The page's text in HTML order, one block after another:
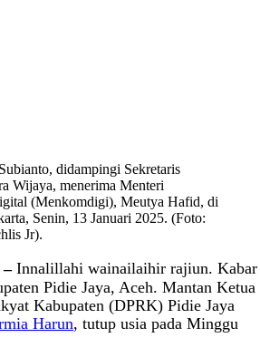
didampingi Sekretaris
Wijaya, menerima Menteri
(Menkomdigi), Meutya Hafid, di
Senin, 13 Januari 2025. (Foto:
Jr).
– Innalillahi wainailaihir rajiun. Kabar
Pidie Jaya, Aceh. Mantan Ketua
Kabupaten (DPRK) Pidie Jaya
Harun, tutup usia pada Minggu